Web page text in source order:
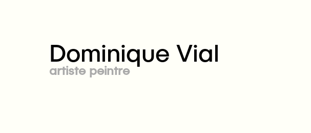
Dominique Vial
artiste peintre